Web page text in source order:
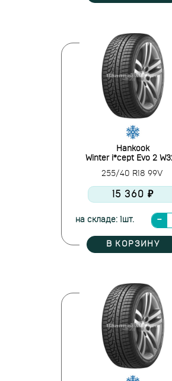
Hankook
Winter i*cept Evo 2
255/40 R18 99V
15 360 ₽
на складе: 1шт.
В КОРЗИНУ